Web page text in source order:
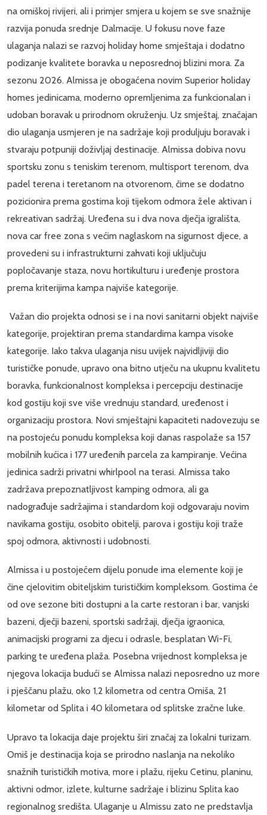
na omiškoj rivijeri, ali i primjer smjera u kojem se sve snažnije
razvija ponuda srednje Dalmacije. U fokusu nove faze
ulaganja nalazi se razvoj holiday home smještaja i dodatno
podizanje kvalitete boravka u neposrednoj blizini mora. Za
sezonu 2026. Almissa je obogaćena novim Superior holiday
homes jedinicama, moderno opremljenima za funkcionalan i
udoban boravak u prirodnom okruženju. Uz smještaj, značajan
dio ulaganja usmjeren je na sadržaje koji produljuju boravak i
stvaraju potpuniji doživljaj destinacije. Almissa dobiva novu
sportsku zonu s teniskim terenom, multisport terenom, dva
padel terena i teretanom na otvorenom, čime se dodatno
pozicionira prema gostima koji tijekom odmora žele aktivan i
rekreativan sadržaj. Uređena su i dva nova dječja igrališta,
nova car free zona s većim naglaskom na sigurnost djece, a
provedeni su i infrastrukturni zahvati koji uključuju
popločavanje staza, novu hortikulturu i uređenje prostora
prema kriterijima kampa najviše kategorije.
Važan dio projekta odnosi se i na novi sanitarni objekt najviše
kategorije, projektiran prema standardima kampa visoke
kategorije. Iako takva ulaganja nisu uvijek najvidljiviji dio
turističke ponude, upravo ona bitno utječu na ukupnu kvalitetu
boravka, funkcionalnost kompleksa i percepciju destinacije
kod gostiju koji sve više vrednuju standard, uređenost i
organizaciju prostora. Novi smještajni kapaciteti nadovezuju se
na postojeću ponudu kompleksa koji danas raspolaže sa 157
mobilnih kućica i 177 uređenih parcela za kampiranje. Većina
jedinica sadrži privatni whirlpool na terasi. Almissa tako
zadržava prepoznatljivost kamping odmora, ali ga
nadograđuje sadržajima i standardom koji odgovaraju novim
navikama gostiju, osobito obitelji, parova i gostiju koji traže
spoj odmora, aktivnosti i udobnosti.
Almissa i u postojećem dijelu ponude ima elemente koji je
čine cjelovitim obiteljskim turističkim kompleksom. Gostima će
od ove sezone biti dostupni a la carte restoran i bar, vanjski
bazeni, dječji bazeni, sportski sadržaji, dječja igraonica,
animacijski programi za djecu i odrasle, besplatan Wi-Fi,
parking te uređena plaža. Posebna vrijednost kompleksa je
njegova lokacija budući se Almissa nalazi neposredno uz more
i pješčanu plažu, oko 1,2 kilometra od centra Omiša, 21
kilometar od Splita i 40 kilometara od splitske zračne luke.
Upravo ta lokacija daje projektu širi značaj za lokalni turizam.
Omiš je destinacija koja se prirodno naslanja na nekoliko
snažnih turističkih motiva, more i plažu, rijeku Cetinu, planinu,
aktivni odmor, izlete, kulturne sadržaje i blizinu Splita kao
regionalnog središta. Ulaganje u Almissu zato ne predstavlja